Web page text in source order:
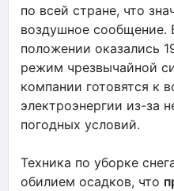
по всей стране, что
воздушное сообщение.
положении оказались
режим чрезвычайной
компании готовятся к
электроэнергии из-за
погодных условий.
Техника по уборке
обилием осадков, что